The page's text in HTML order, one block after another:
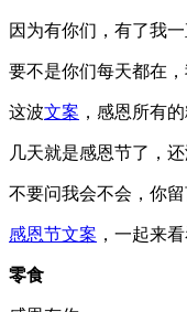
因为有你们，有了我
要不是你们每天都在
这波文案 ，感恩所有
几天就是感恩节了，
不要问我会不会，你留
感恩节文案 ，一起来看
零食